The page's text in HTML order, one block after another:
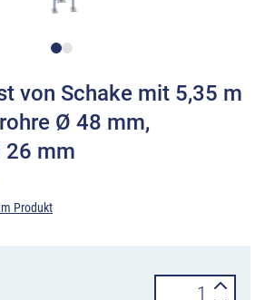
von Schake mit 5,35 m
Ø 48 mm,
26 mm
Produkt
Gitterrohrmast